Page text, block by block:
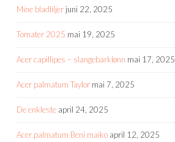
Mine bladliljer juni 22, 2025
Tomater 2025 mai 19, 2025
Acer capillipes – slangebarklønn mai 17, 2025
Acer palmatum Taylor mai 7, 2025
De enkleste april 24, 2025
Acer palmatum Beni maiko april 12, 2025